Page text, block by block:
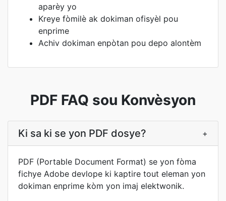
aparèy yo
Kreye fòmilè ak dokiman ofisyèl pou
enprime
Achiv dokiman enpòtan pou depo alontèm
PDF FAQ sou Konvèsyon
Ki sa ki se yon PDF dosye? +
PDF (Portable Document Format) se yon fòma
fichye Adobe devlope ki kaptire tout eleman yon
dokiman enprime kòm yon imaj elektwonik.